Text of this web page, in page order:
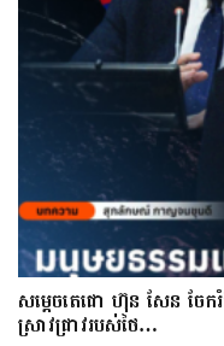
សម្តេចតេជោ ហ៊ុន សែន ចែក
ស្រាវជ្រាវរបស់ថៃ…